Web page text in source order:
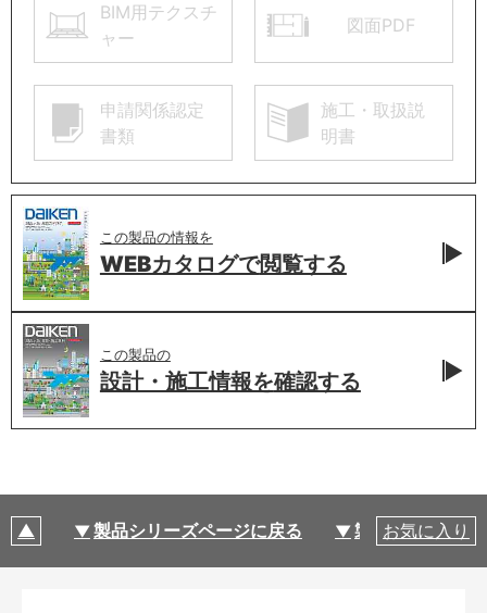
BIM用テクスチ
ャー
図面PDF
申請関係認定
書類
施工・取扱説
明書
この製品の情報を
WEBカタログで閲覧する
この製品の
設計・施工情報を確認する
製品シリーズページに戻る 製品仕様
お気に入り